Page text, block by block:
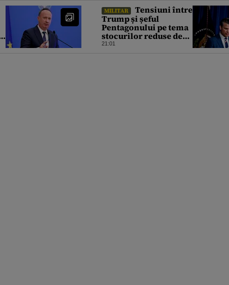
MILITAR
Tensiuni între
Trump și șeful
Pentagonului pe tema
stocurilor reduse de
rachete. Ce răspuns dă
21:01